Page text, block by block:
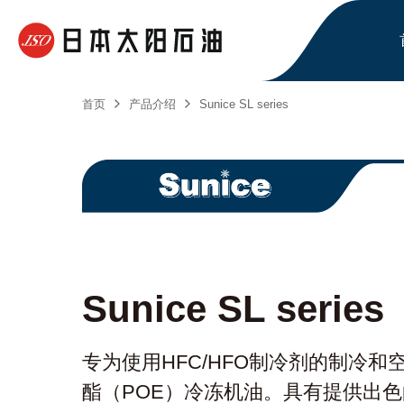
首页 产品介绍 Sunice SL series
Sunice SL series
专为使用HFC/HFO制冷剂的制冷和
酯（POE）冷冻机油。具有提供出